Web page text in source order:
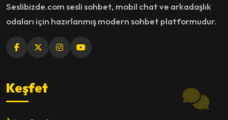
Seslibizde.com sesli sohbet, mobil chat ve arkadaşlık
odaları için hazırlanmış modern sohbet platformudur.
Keşfet